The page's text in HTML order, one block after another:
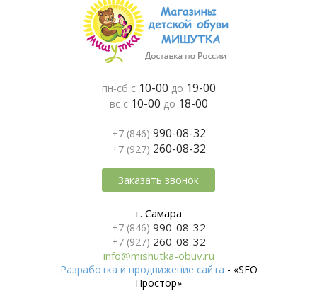
пн-сб с 10-00 до 19-00
вс с 10-00 до 18-00
+7 (846) 990-08-32
+7 (927) 260-08-32
Заказать звонок
г. Самара
+7 (846) 990-08-32
+7 (927) 260-08-32
info@mishutka-obuv.ru
Разработка и продвижение сайта - «SEO
Простор»